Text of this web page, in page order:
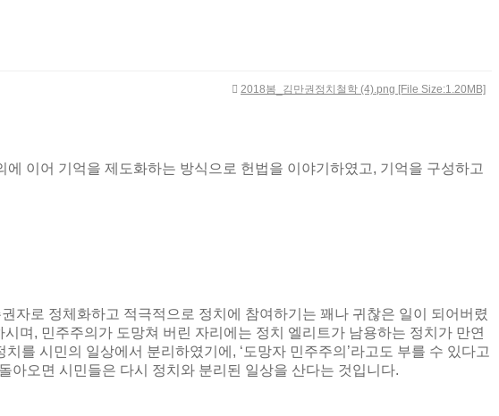
2018봄_김만권정치철학 (4).png [File Size:1.20MB]
에 이어 기억을 제도화하는 방식으로 헌법을 이야기하였고, 기억을 구성하고
자로 정체화하고 적극적으로 정치에 참여하기는 꽤나 귀찮은 일이 되어버렸
시며 , 민주주의가 도망쳐 버린 자리에는 정치 엘리트가 남용하는 정치가 만연
를 시민의 일상에서 분리하였기에 , ‘ 도망자 민주주의 ’라고도 부를 수 있다고
아오면 시민들은 다시 정치와 분리된 일상을 산다는 것입니다.